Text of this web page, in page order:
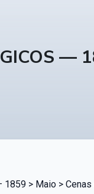
—
> Maio > Cenas